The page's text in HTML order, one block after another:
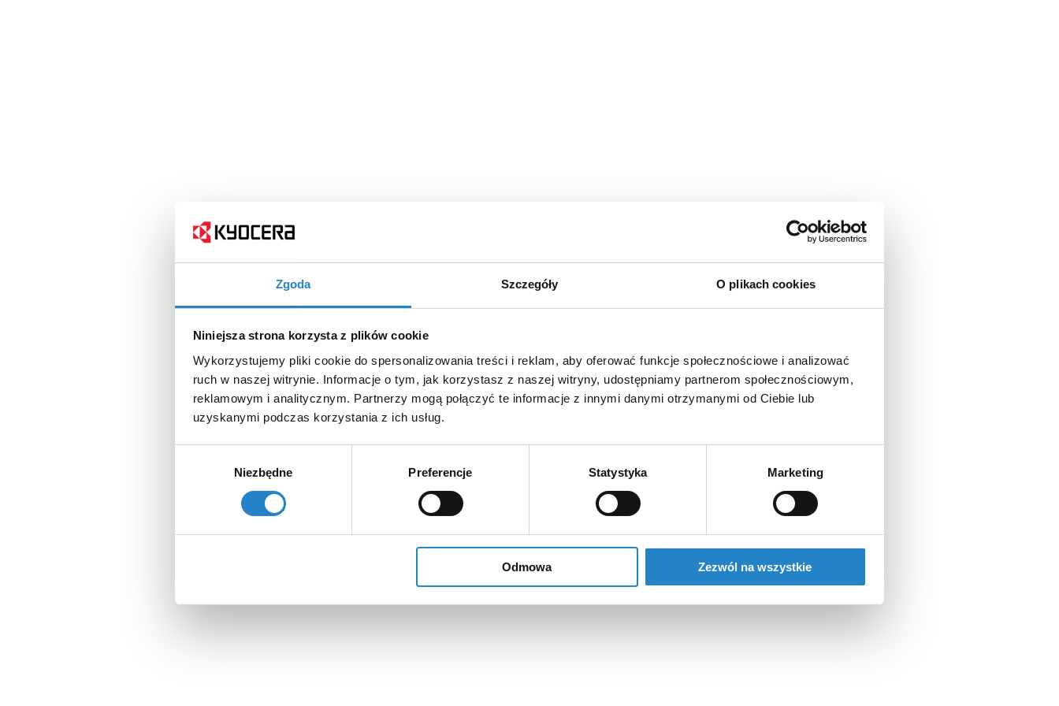
Zgoda Szczegóły O plikach cookies
Niniejsza strona korzysta z plików cookie
Wykorzystujemy pliki cookie do spersonalizowania treści i reklam, aby oferować funkcje społecznościowe i analizować
ruch w naszej witrynie. Informacje o tym, jak korzystasz z naszej witryny, udostępniamy partnerom społecznościowym,
reklamowym i analitycznym. Partnerzy mogą połączyć te informacje z innymi danymi otrzymanymi od Ciebie lub
uzyskanymi podczas korzystania z ich usług.
Niezbędne Preferencje Statystyka Marketing
Odmowa Zezwól na wszystkie